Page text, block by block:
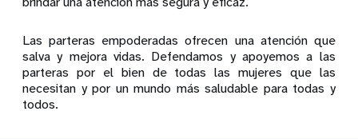
Las parteras empoderadas ofrecen una atención que
salva y mejora vidas. Defendamos y apoyemos a las
parteras por el bien de todas las mujeres que las
necesitan y por un mundo más saludable para todas y
todos.